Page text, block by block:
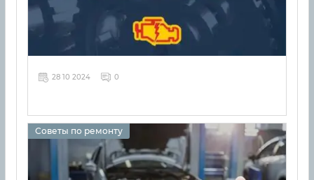
28 10 2024 0
Советы по ремонту